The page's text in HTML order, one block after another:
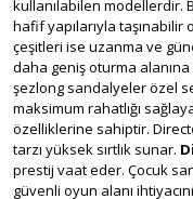
kullanılabilen modellerdir.
hafif yapılarıyla
çeşitleri ise uzanma ve
daha geniş oturma
şezlong sandalyeler özel
maksimum rahatlığı
özelliklerine sahiptir.
tarzı yüksek sırtlık sunar.
prestij vaat eder. Çocuk
güvenli oyun alanı